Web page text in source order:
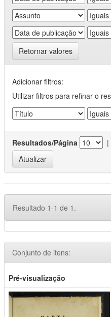
Retornar valores
Adicionar filtros:
Utilizar filtros para refinar o
Resultados/Página |
Resultado 1-1 de 1.
Conjunto de itens:
Pré-visualização